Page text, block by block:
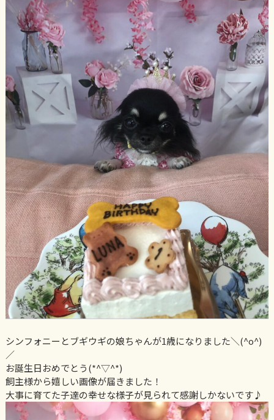
シンフォニーとブギウギの娘ちゃんが1歳になりました＼(^o^)
／
お誕生日おめでとう(*^▽^*)
飼主様から嬉しい画像が届きました！
大事に育てた子達の幸せな様子が見られて感謝しかないです♪